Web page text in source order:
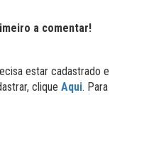
a comentar!
estar cadastrado e
clique Aqui. Para